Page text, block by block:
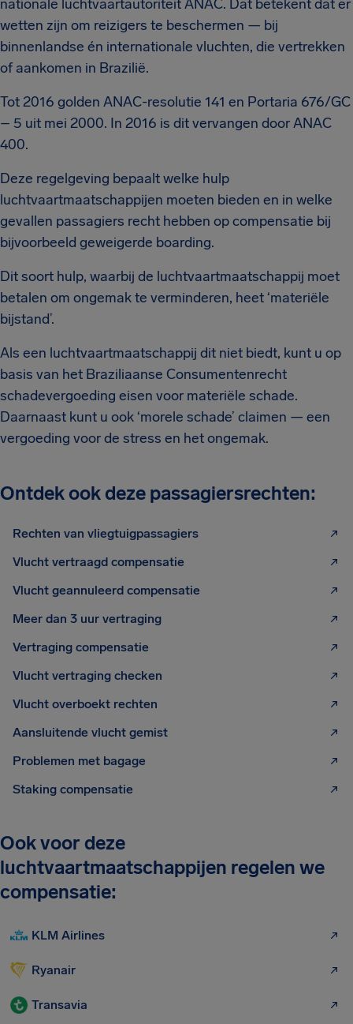
nationale luchtvaartautoriteit ANAC. Dat betekent dat er
wetten zijn om reizigers te beschermen — bij
binnenlandse én internationale vluchten, die vertrekken
of aankomen in Brazilië.
Tot 2016 golden ANAC-resolutie 141 en Portaria 676/GC
– 5 uit mei 2000. In 2016 is dit vervangen door ANAC
400.
Deze regelgeving bepaalt welke hulp
luchtvaartmaatschappijen moeten bieden en in welke
gevallen passagiers recht hebben op compensatie bij
bijvoorbeeld geweigerde boarding.
Dit soort hulp, waarbij de luchtvaartmaatschappij moet
betalen om ongemak te verminderen, heet ‘materiële
bijstand’.
Als een luchtvaartmaatschappij dit niet biedt, kunt u op
basis van het Braziliaanse Consumentenrecht
schadevergoeding eisen voor materiële schade.
Daarnaast kunt u ook ‘morele schade’ claimen — een
vergoeding voor de stress en het ongemak.
Ontdek ook deze passagiersrechten:
Rechten van vliegtuigpassagiers
Vlucht vertraagd compensatie
Vlucht geannuleerd compensatie
Meer dan 3 uur vertraging
Vertraging compensatie
Vlucht vertraging checken
Vlucht overboekt rechten
Aansluitende vlucht gemist
Problemen met bagage
Staking compensatie
Ook voor deze
luchtvaartmaatschappijen regelen we
compensatie:
KLM Airlines
Ryanair
Transavia